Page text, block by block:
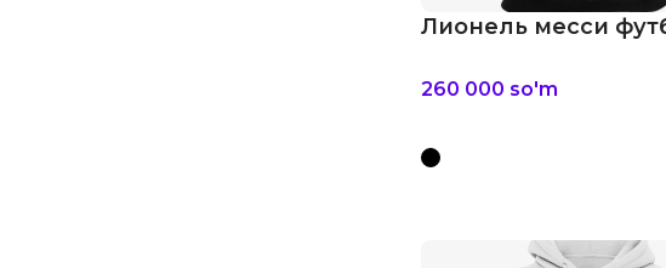
Лионель месси
260 000 so'm